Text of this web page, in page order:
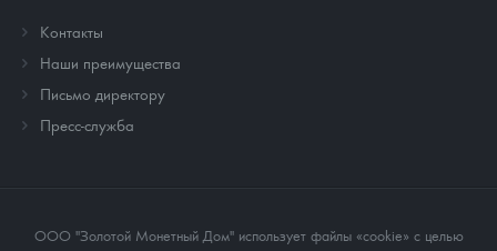
Контакты
Наши преимущества
Письмо директору
Пресс-служба
ООО "Золотой Монетный Дом" использует файлы «cookie» с целью